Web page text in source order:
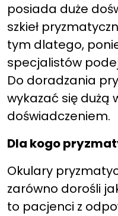
posiada duże
szkieł
tym dlatego,
specjalistów
Do doradzania
wykazać się dużą
doświadczeniem.
Dla kogo
Okulary
zarówno dorośli
to pacjenci z